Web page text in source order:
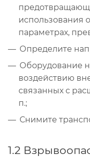
использования
параметрах,
Определите
Оборудование
воздействию
связанных с
п.;
Снимите
1.2